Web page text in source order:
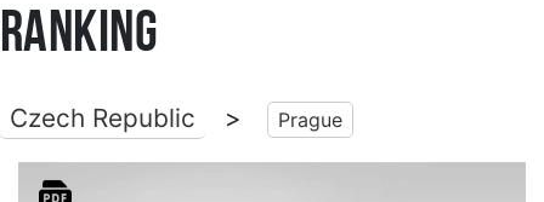
Ranking
Czech Republic > Prague